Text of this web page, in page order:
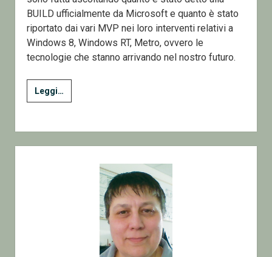
BUILD ufficialmente da Microsoft e quanto è stato
riportato dai vari MVP nei loro interventi relativi a
Windows 8, Windows RT, Metro, ovvero le
tecnologie che stanno arrivando nel nostro futuro.
Leggi…Too
Much
=>
No
information
Disinformation